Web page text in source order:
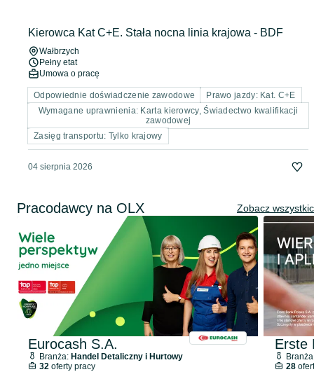
Kierowca Kat C+E. Stała nocna linia krajowa - BDF
Wałbrzych
Pełny etat
Umowa o pracę
Odpowiednie doświadczenie zawodowe
Prawo jazdy: Kat. C+E
Wymagane uprawnienia: Karta kierowcy, Świadectwo kwalifikacji
zawodowej
Zasięg transportu: Tylko krajowy
04 sierpnia 2026
Pracodawcy na OLX Zobacz
Eurocash S.A.
Branża: Handel Detaliczny i Hurtowy
32oferty pracy
Erste
28